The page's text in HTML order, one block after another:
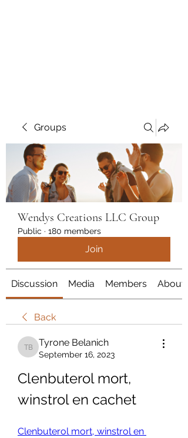
Groups
Wendys Creations LLC Group
Public · 180 members
Join
Discussion Media Members About
Back
Tyrone Belanich
Tyrone Belanich
September 16, 2023
Clenbuterol mort,
winstrol en cachet
Clenbuterol mort, winstrol en